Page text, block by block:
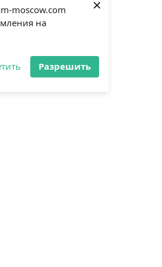
moscow.com
на
Разрешить
×